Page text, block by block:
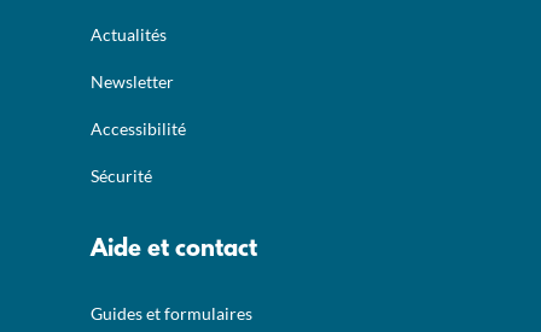
Actualités
Newsletter
Accessibilité
Sécurité
Aide et contact
Guides et formulaires